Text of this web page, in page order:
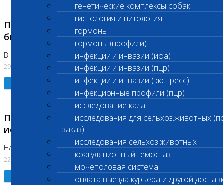
генетические комплексы собак
гистология и цитология
гормоны
гормоны (профили)
инфекции и инвазии (ифа)
инфекции и инвазии (пцр)
инфекции и инвазии (экспресс)
инфекционные профили (пцр)
исследование кала
исследования для сельхоз.животных
заказ)
исследования сельхоз.животных
коагуляционный гемостаз
мочеполовая система
оплата выезда курьера и другой
Приостановлено выполнение срочных
биохимических исследований
В Бутово 29.07.26
29.07.2026
Подробнее
Приостановлено выполнение биохимических
исследований
На Нагорной. Код ( 123,310,309)
22.07.2026
Подробнее